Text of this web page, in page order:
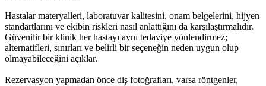
Hastalar materyalleri, laboratuvar kalitesini, onam belgelerini, hijyen
standartlarını ve ekibin riskleri nasıl anlattığını da karşılaştırmalıdır.
Güvenilir bir klinik her hastayı aynı tedaviye yönlendirmez;
alternatifleri, sınırları ve belirli bir seçeneğin neden uygun olup
olmayabileceğini açıklar.
Rezervasyon yapmadan önce diş fotoğrafları, varsa röntgenler,